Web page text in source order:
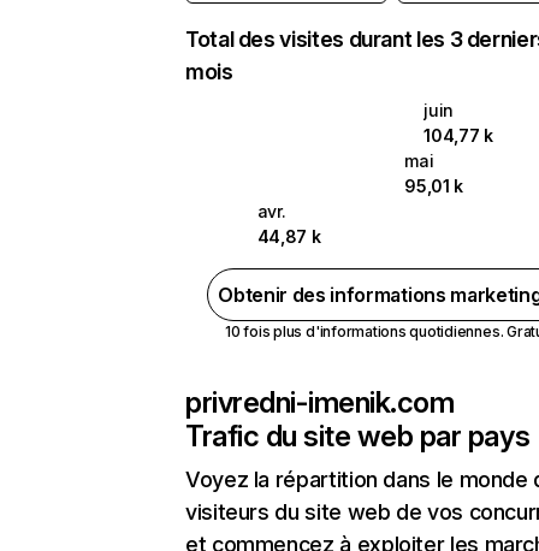
Total des visites durant les 3
mois
juin
104,77 k
mai
95,01 k
avr.
44,87 k
Obtenir des informations
10 fois plus d'informations quotidiennes.
privredni-imenik.com
Trafic du site web par pays
Voyez la répartition dans le monde
visiteurs du site web de vos
et commencez à exploiter les